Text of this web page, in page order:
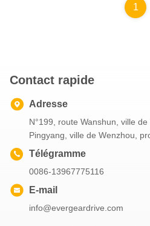
1
Contact rapide
Adresse
N°199, route Wanshun, ville
Pingyang, ville de Wenzhou,
Télégramme
0086-13967775116
E-mail
info@evergeardrive.com